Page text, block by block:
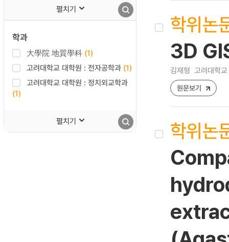
펼치기
학과
大學院 地質學科 (1)
고려대학교 대학원 : 전자공학과 (1)
고려대학교 대학원 : 정치외교학과
(1)
펼치기
학위논
3D
김재형 고려대학
원문보기
학위논